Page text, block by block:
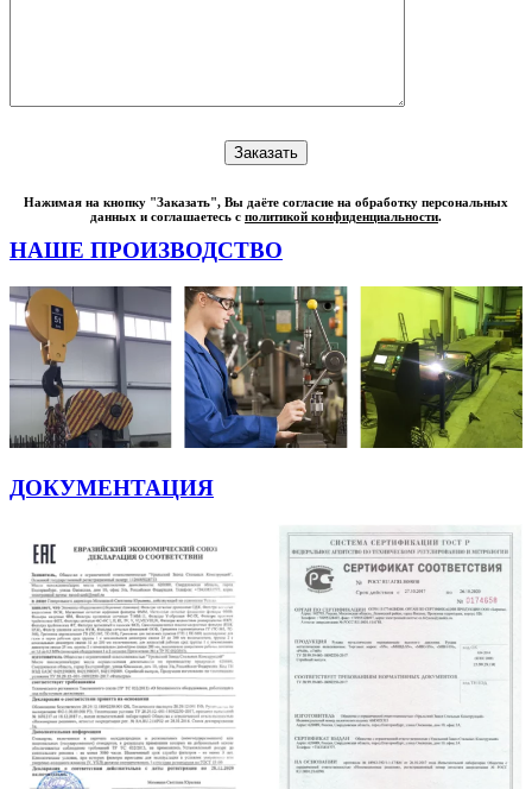
Нажимая на кнопку "Заказать", Вы даёте согласие на обработку персональных
данных и соглашаетесь с политикой конфиденциальности.
НАШЕ ПРОИЗВОДСТВО
ДОКУМЕНТАЦИЯ